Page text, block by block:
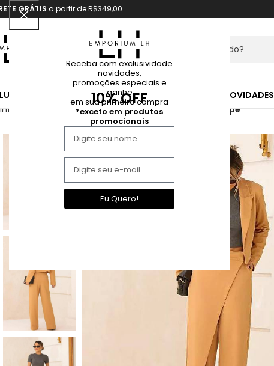
Receba com exclusividade
novidades,
promoções especiais e
ganhe
10% OFF
em sua primeira compra
*exceto em produtos
promocionais
Eu Quero!
GRÁTIS a partir de R$349,00
CONJUNTOSAIA NOVIDADES
Início
Calça alfaiataria comfy modelo envelope